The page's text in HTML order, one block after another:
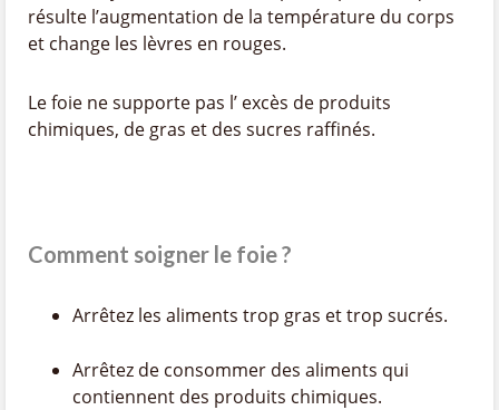
résulte l’augmentation de la température du corps
et change les lèvres en rouges.
Le foie ne supporte pas l’ excès de produits
chimiques, de gras et des sucres raffinés.
Comment soigner le foie ?
Arrêtez les aliments trop gras et trop sucrés.
Arrêtez de consommer des aliments qui
contiennent des produits chimiques.